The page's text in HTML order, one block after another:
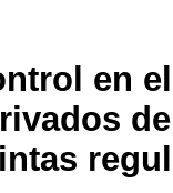
en